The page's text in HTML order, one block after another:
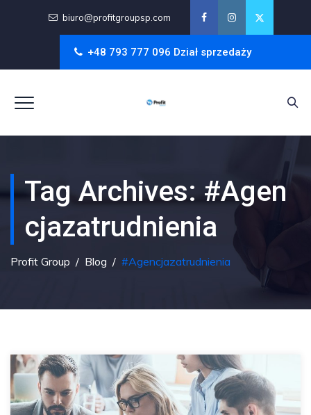
biuro@profitgroupsp.com
+48 793 777 096 Dział sprzedaży
Tag Archives: #agen
Cjazatrudnienia
Profit Group / Blog / #agencjazatrudnienia